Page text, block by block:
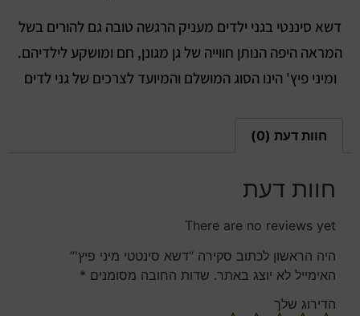
דשא סיננטי בגני ילדים מעניק הרגשה טובה גם להורים בשל
המראה היפה הנותן חווייה של גן מגונן, חם ומושקע לילדיהם.
ומיני פיץ' הינו הסוג המושלם והמיועד לצרכים של גני לדים
חוות דעת (0)
חוות דעת
There are no reviews yet
היה הראשון לכתוב סקירה “דשא סינטטי מיני פיץ'”
האימייל לא יוצג באתר. שדות החובה מסומנים *
הדירוג שלך